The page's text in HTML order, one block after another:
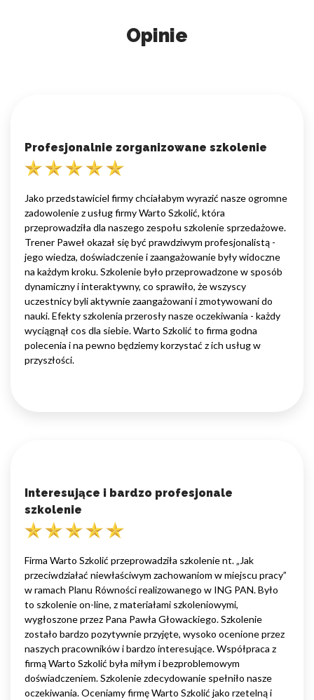
Opinie
Profesjonalnie zorganizowane szkolenie
Jako przedstawiciel firmy chciałabym wyrazić nasze ogromne
zadowolenie z usług firmy Warto Szkolić, która
przeprowadziła dla naszego zespołu szkolenie sprzedażowe.
Trener Paweł okazał się być prawdziwym profesjonalistą -
jego wiedza, doświadczenie i zaangażowanie były widoczne
na każdym kroku. Szkolenie było przeprowadzone w sposób
dynamiczny i interaktywny, co sprawiło, że wszyscy
uczestnicy byli aktywnie zaangażowani i zmotywowani do
nauki. Efekty szkolenia przerosły nasze oczekiwania - każdy
wyciągnął cos dla siebie. Warto Szkolić to firma godna
polecenia i na pewno będziemy korzystać z ich usług w
przyszłości.
Interesujące i bardzo profesjonale
szkolenie
Firma Warto Szkolić przeprowadziła szkolenie nt. „Jak
przeciwdziałać niewłaściwym zachowaniom w miejscu pracy”
w ramach Planu Równości realizowanego w ING PAN. Było
to szkolenie on-line, z materiałami szkoleniowymi,
wygłoszone przez Pana Pawła Głowackiego. Szkolenie
zostało bardzo pozytywnie przyjęte, wysoko ocenione przez
naszych pracowników i bardzo interesujące. Współpraca z
firmą Warto Szkolić była miłym i bezproblemowym
doświadczeniem. Szkolenie zdecydowanie spełniło nasze
oczekiwania. Oceniamy firmę Warto Szkolić jako rzetelną i